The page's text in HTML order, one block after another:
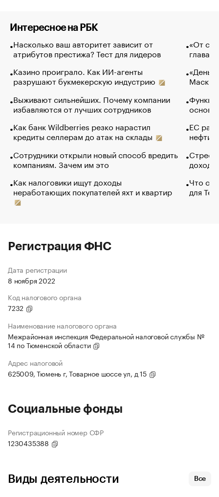
Интересное на РБК
Насколько ваш авторитет зависит от
атрибутов престижа? Тест для лидеров
Казино проиграло. Как ИИ-агенты
разрушают букмекерскую индустрию
Выживают сильнейших. Почему компании
избавляются от лучших сотрудников
Как банк Wildberries резко нарастил
кредиты селлерам до атак на склады
Сотрудники открыли новый способ вредить
компаниям. Зачем им это
Как налоговики ищут доходы
неработающих покупателей яхт и квартир
«От
глава
Маск в
основ
ЕС
нефти
Что
для
Регистрация ФНС
Дата регистрации
8 ноября 2022
Код налогового органа
7232
Наименование налогового органа
Межрайонная инспекция Федеральной налоговой службы №
14 по Тюменской области
Адрес налоговой
625009, Тюмень г, Товарное шоссе ул, д 15
Социальные фонды
Регистрационный номер СФР
1230435388
Виды деятельности Все